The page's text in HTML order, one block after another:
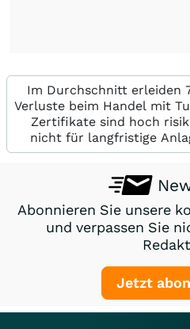
Im Durchschnitt erleiden
Verluste beim Handel mit
Zertifikate sind hoch
nicht für langfristige
Abonnieren Sie unsere
und verpassen Sie
Jetzt